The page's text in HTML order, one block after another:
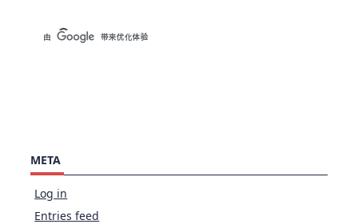
META
Log in
Entries feed